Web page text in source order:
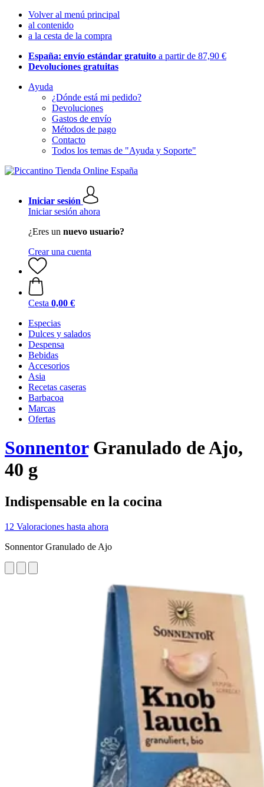
Volver al menú principal
al contenido
a la cesta de la compra
España: envío estándar gratuito a partir de 87,90 €
Devoluciones gratuitas
Ayuda
¿Dónde está mi pedido?
Devoluciones
Gastos de envío
Métodos de pago
Contacto
Todos los temas de "Ayuda y Soporte"
Iniciar sesión
Iniciar sesión ahora
¿Eres un nuevo usuario?
Crear una cuenta
Cesta 0,00 €
Especias
Dulces y salados
Despensa
Bebidas
Accesorios
Asia
Recetas caseras
Barbacoa
Marcas
Ofertas
SonnentorGranulado de Ajo,
40 g
Indispensable en la cocina
12 Valoraciones hasta ahora
Sonnentor Granulado de Ajo